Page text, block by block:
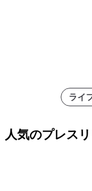
ライ
人気のプレス